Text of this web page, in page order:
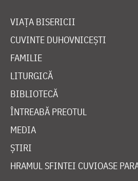
VIAȚA BISERICII
CUVINTE DUHOVNICEȘTI
FAMILIE
LITURGICĂ
BIBLIOTECĂ
ÎNTREABĂ PREOTUL
MEDIA
ȘTIRI
HRAMUL SFINTEI CUVIOASE